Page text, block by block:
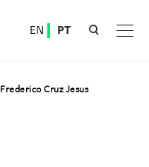
EN PT
Frederico Cruz Jesus